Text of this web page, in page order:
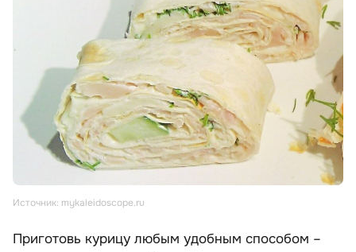
Источник: mykaleidoscope.ru
Приготовь курицу любым удобным способом –